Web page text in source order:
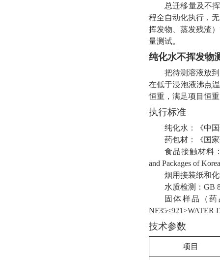
总迁移量及不
程全自动化执行，
挥发物、蒸发残渣
量测试。
纯化水不挥发物
把待测溶液放
在低于浸泡液沸点
恒重，满足项目恒
执行标准
纯化水：《中
药包材：《国
食品接触材料
and Packages of
烟用接装纸和
水质检测： GB
固体样品（
NF35<921>WATER
技术参数
项目